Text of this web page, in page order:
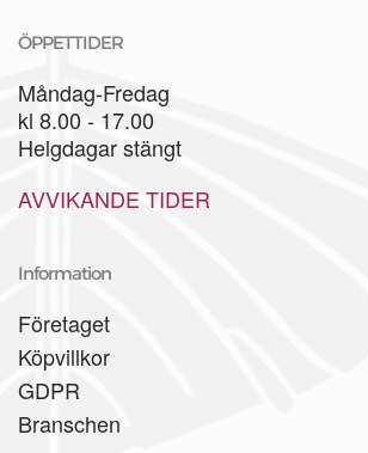
ÖPPETTIDER
Måndag-Fredag
kl 8.00 - 17.00
Helgdagar stängt
AVVIKANDE TIDER
Information
Företaget
Köpvillkor
GDPR
Branschen